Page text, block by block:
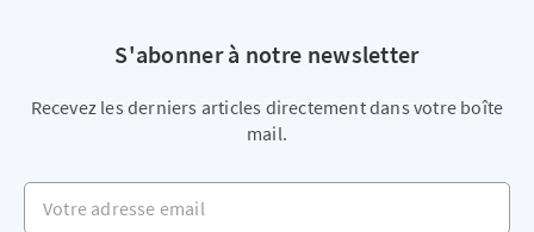
S'abonner à notre newsletter
Recevez les derniers articles directement dans votre boîte
mail.
Votre adresse email